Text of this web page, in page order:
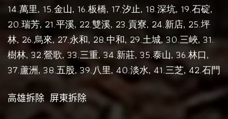
14.萬里, 15.金山, 16.板橋, 17.汐止, 18.深坑, 19.石碇,
20.瑞芳, 21.平溪, 22.雙溪, 23.貢寮, 24.新店, 25.坪
林, 26.烏來, 27.永和, 28.中和, 29.土城, 30.三峽, 31.
樹林, 32.鶯歌, 33.三重, 34.新莊, 35.泰山, 36.林口,
37.蘆洲, 38.五股, 39.八里, 40.淡水, 41.三芝, 42.石門
高雄拆除 屏東拆除